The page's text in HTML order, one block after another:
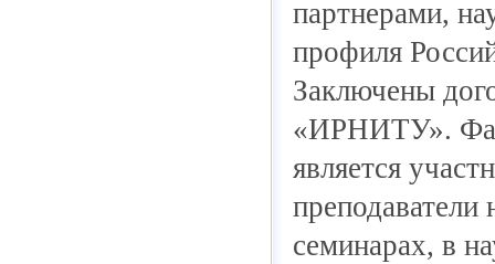
партнерами,
профиля
Заключены
«ИРНИТУ».
является
семинарах, в